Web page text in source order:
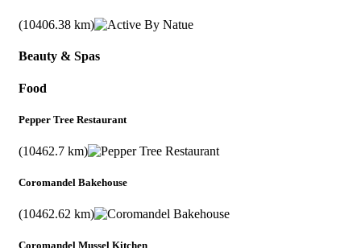
(10406.38 km)
Beauty & Spas
Food
Pepper Tree Restaurant
(10462.7 km)
Coromandel Bakehouse
(10462.62 km)
Coromandel Mussel Kitchen